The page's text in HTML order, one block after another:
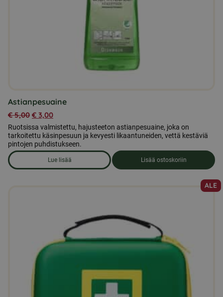
Astianpesuaine
€5,00 € 3,00
Ruotsissa valmistettu, hajusteeton astianpesuaine, joka on
tarkoitettu käsinpesuun ja kevyesti likaantuneiden, vettä kestäviä
pintojen puhdistukseen.
Lue lisää
om produkten Astianpesuaine
Lisää ostoskoriin
ALE